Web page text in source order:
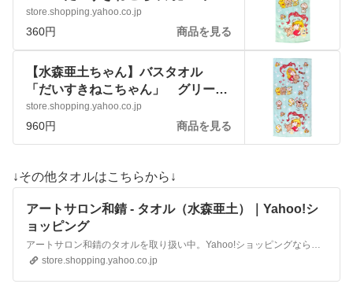
ーン かわいい 女の子 日用品
:ado-towel-lom:アートサロン和錆 -
通販 - Yahoo!ショッピング
store.shopping.yahoo.co.jp
360円 商品を見る
【水森亜土ちゃん】バスタオル
「だいすきねこちゃん」 グリー
ン かわいい 女の子 日用品
:ado-towel-lol:アートサロン和錆 -
通販 - Yahoo!ショッピング
store.shopping.yahoo.co.jp
960円 商品を見る
↓その他タオルはこちらから↓
アートサロン和錆 - タオル（水森亜土）｜Yahoo!シ
ョッピング
アートサロン和錆のタオルを取り扱い中。Yahoo!ショッピングならお買得な人気商品をランキングやクチコミからも探せます。PayPay残高も使えてお得!
store.shopping.yahoo.co.jp